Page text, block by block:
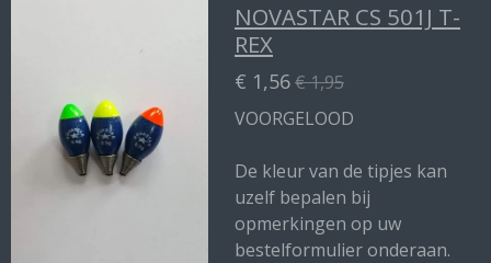
NOVASTAR CS 501J T-
REX
€ 1,56€ 1,95
VOORGELOOD
De kleur van de tipjes kan
uzelf bepalen bij
opmerkingen op uw
bestelformulier onderaan.